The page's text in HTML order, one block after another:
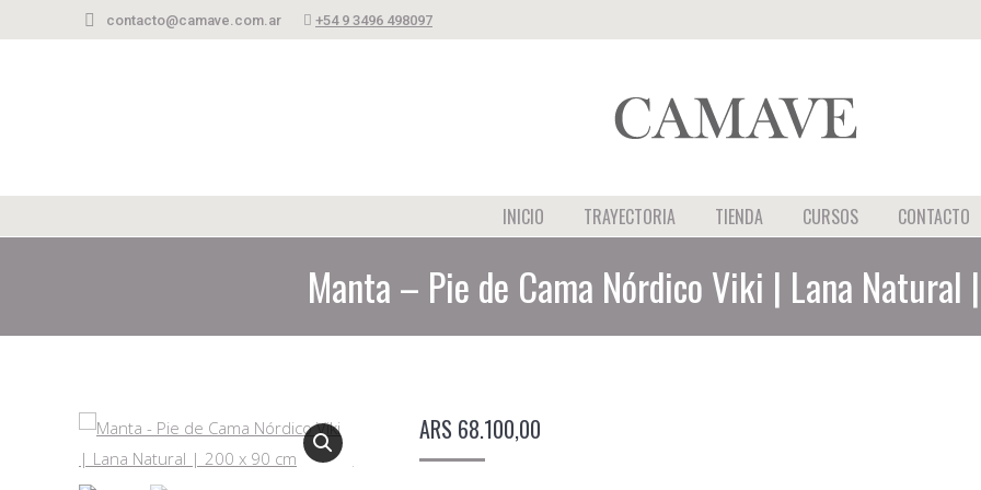
contacto@camave.com.ar +54 9 3496 498097
INICIO TRAYECTORIA TIENDA CURSOS CONTACTO
Manta – Pie de Cama Nórdico Viki | Lana
ARS 68.100,00